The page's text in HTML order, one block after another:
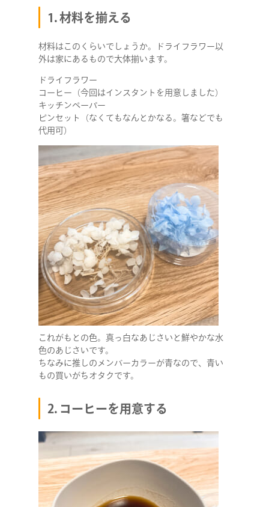
3. ドライフラワーをコーヒーに入れる
5. 乾燥させる
1. 材料を揃える
材料はこのくらいでしょうか。ドライフラワー以
外は家にあるもので大体揃います。
ドライフラワー
コーヒー（今回はインスタントを用意しました）
キッチンペーパー
ピンセット（なくてもなんとかなる。箸などでも
代用可）
これがもとの色。真っ白なあじさいと鮮やかな水
色のあじさいです。
ちなみに推しのメンバーカラーが青なので、青い
もの買いがちオタクです。
2. コーヒーを用意する